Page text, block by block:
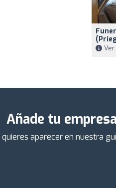
Añade tu
quieres aparecer en nuestra